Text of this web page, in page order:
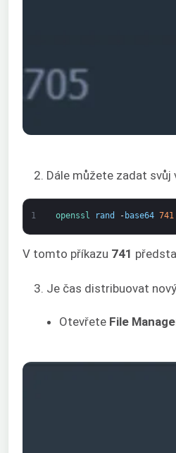
2. Dále můžete zadat svůj
1 openssl rand - base64 741
V tomto příkazu 741
3. Je čas distribuovat
Otevřete File